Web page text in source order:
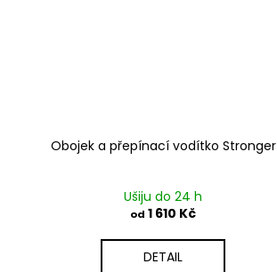
Obojek a přepínací vodítko Stronger
Ušiju do 24 h
od 1 610 Kč
DETAIL